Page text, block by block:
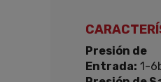
Presión de
Entrada: 1-